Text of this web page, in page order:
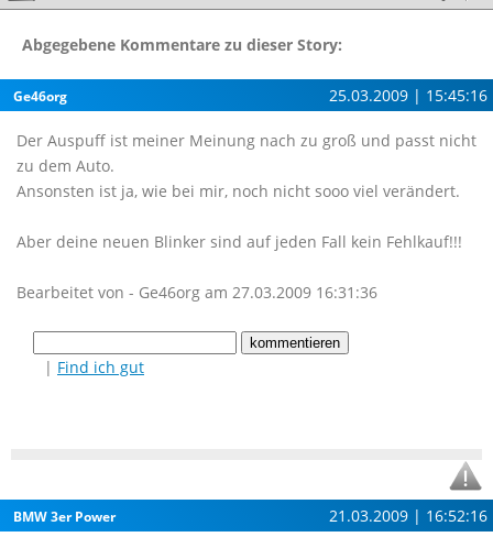
Abgegebene Kommentare zu dieser Story:
Ge46org 25.03.2009 | 15:45:16
Der Auspuff ist meiner Meinung nach zu groß und passt nicht
zu dem Auto.
Ansonsten ist ja, wie bei mir, noch nicht sooo viel verändert.
Aber deine neuen Blinker sind auf jeden Fall kein Fehlkauf!!!
Bearbeitet von - Ge46org am 27.03.2009 16:31:36
| Find ich gut
BMW 3er Power 21.03.2009 | 16:52:16